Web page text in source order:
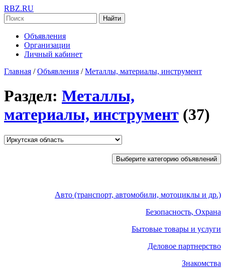
RBZ.RU
Найти
Объявления
Организации
Личный кабинет
Главная / Объявления / Металлы, материалы, инструмент
Раздел: Металлы,
материалы, инструмент (37)
Выберите категорию объявлений
Авто (транспорт, автомобили, мотоциклы и др.)
Безопасность, Охрана
Бытовые товары и услуги
Деловое партнерство
Знакомства